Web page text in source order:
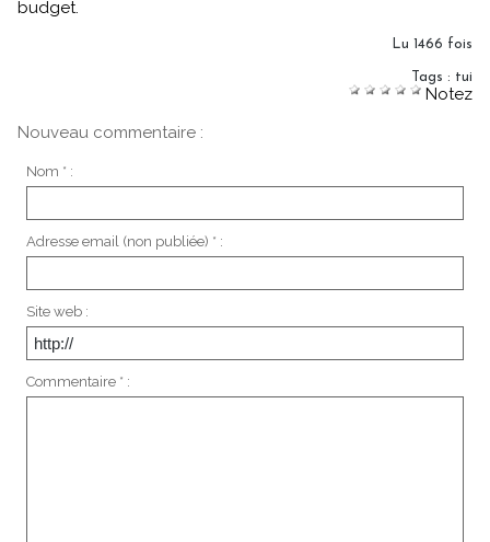
budget.
Lu 1466 fois
Tags : tui
Notez
Nouveau commentaire :
Nom * :
Adresse email (non publiée) * :
Site web :
Commentaire * :